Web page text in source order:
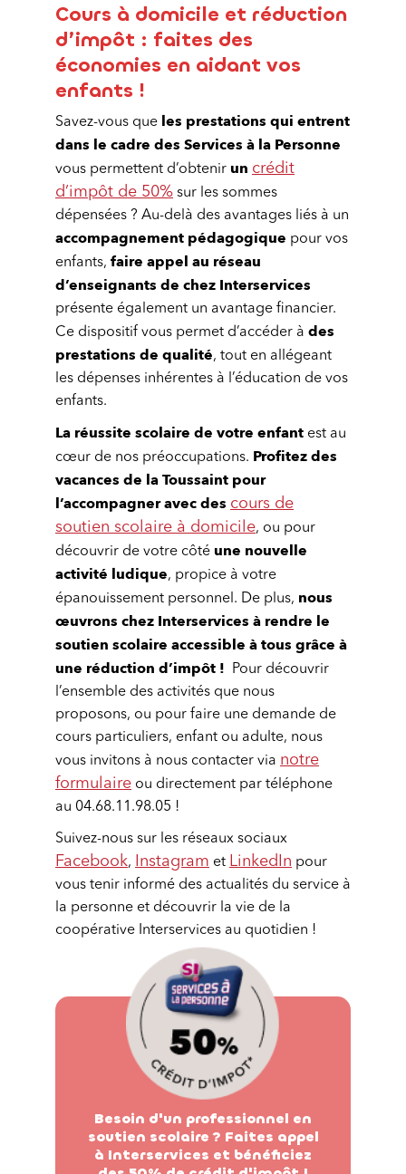
Cours à domicile et réduction
d’impôt : faites des
économies en aidant vos
enfants !
Savez-vous que les prestations qui entrent
dans le cadre des Services à la Personne
vous permettent d’obtenir un crédit
d’impôt de 50% sur les sommes
dépensées ? Au-delà des avantages liés à un
accompagnement pédagogique pour vos
enfants, faire appel au réseau
d’enseignants de chez Interservices
présente également un avantage financier.
Ce dispositif vous permet d’accéder à des
prestations de qualité, tout en allégeant
les dépenses inhérentes à l’éducation de vos
enfants.
La réussite scolaire de votre enfant est au
cœur de nos préoccupations. Profitez des
vacances de la Toussaint pour
l’accompagner avec des cours de
soutien scolaire à domicile, ou pour
découvrir de votre côté une nouvelle
activité ludique, propice à votre
épanouissement personnel. De plus, nous
œuvrons chez Interservices à rendre le
soutien scolaire accessible à tous grâce à
une réduction d’impôt !
Pour découvrir
l’ensemble des activités que nous
proposons, ou pour faire une demande de
cours particuliers, enfant ou adulte, nous
vous invitons à nous contacter via notre
formulaire ou directement par téléphone
au 04.68.11.98.05 !
Suivez-nous sur les réseaux sociaux
Facebook, Instagram et LinkedIn pour
vous tenir informé des actualités du service à
la personne et découvrir la vie de la
coopérative Interservices au quotidien !
Besoin d'un professionnel en
soutien scolaire ? Faites appel
à Interservices et bénéficiez